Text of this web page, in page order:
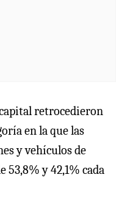
retrocedieron
en la que las
y vehículos de
y 42,1% cada